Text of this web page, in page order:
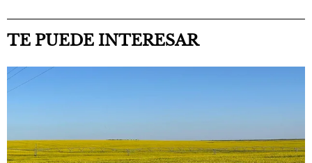
TE PUEDE INTERESAR